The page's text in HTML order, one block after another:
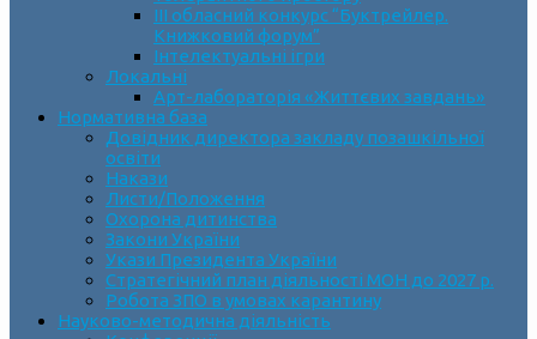
ІII обласний конкурс “Буктрейлер.
Книжковий форум”
Інтелектуальні ігри
Локальні
Арт-лабораторія «Життєвих завдань»
Нормативна база
Довідник директора закладу позашкільної
освіти
Накази
Листи/Положення
Охорона дитинства
Закони України
Укази Президента України
Стратегічний план діяльності МОН до 2027 р.
Робота ЗПО в умовах карантину
Науково-методична діяльність